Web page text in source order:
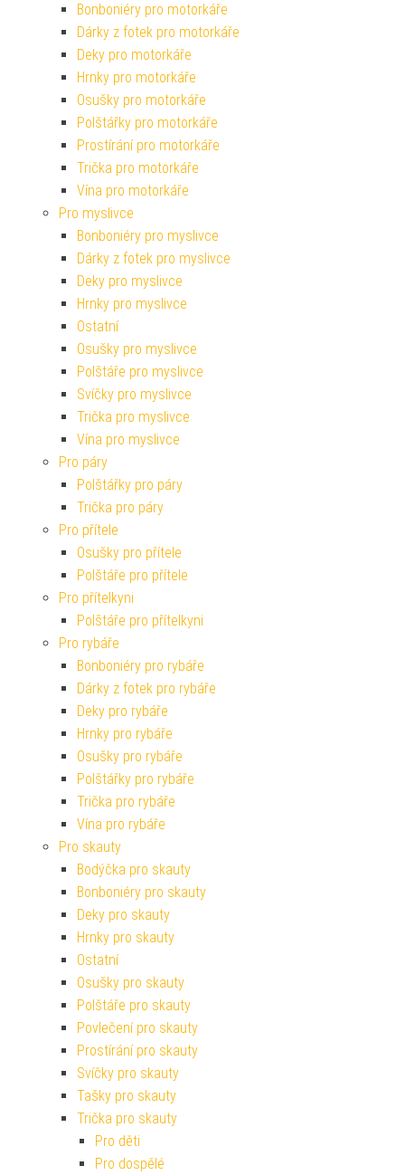
Bonboniéry pro motorkáře
Dárky z fotek pro motorkáře
Deky pro motorkáře
Hrnky pro motorkáře
Osušky pro motorkáře
Polštářky pro motorkáře
Prostírání pro motorkáře
Trička pro motorkáře
Vína pro motorkáře
Pro myslivce
Bonboniéry pro myslivce
Dárky z fotek pro myslivce
Deky pro myslivce
Hrnky pro myslivce
Ostatní
Osušky pro myslivce
Polštáře pro myslivce
Svíčky pro myslivce
Trička pro myslivce
Vína pro myslivce
Pro páry
Polštářky pro páry
Trička pro páry
Pro přítele
Osušky pro přítele
Polštáře pro přítele
Pro přítelkyni
Polštáře pro přítelkyni
Pro rybáře
Bonboniéry pro rybáře
Dárky z fotek pro rybáře
Deky pro rybáře
Hrnky pro rybáře
Osušky pro rybáře
Polštářky pro rybáře
Trička pro rybáře
Vína pro rybáře
Pro skauty
Bodýčka pro skauty
Bonboniéry pro skauty
Deky pro skauty
Hrnky pro skauty
Ostatní
Osušky pro skauty
Polštáře pro skauty
Povlečení pro skauty
Prostírání pro skauty
Svíčky pro skauty
Tašky pro skauty
Trička pro skauty
Pro děti
Pro dospělé